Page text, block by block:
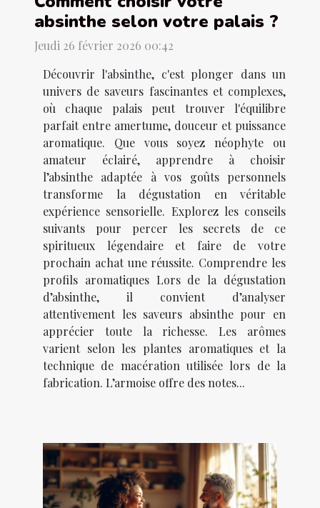
absinthe selon votre palais ?
Jeudi 26 février 2026 00:42
Découvrir l'absinthe, c'est plonger dans un
univers de saveurs fascinantes et complexes,
où chaque palais peut trouver l'équilibre
parfait entre amertume, douceur et puissance
aromatique. Que vous soyez néophyte ou
amateur éclairé, apprendre à choisir
l’absinthe adaptée à vos goûts personnels
transforme la dégustation en véritable
expérience sensorielle. Explorez les conseils
suivants pour percer les secrets de ce
spiritueux légendaire et faire de votre
prochain achat une réussite. Comprendre les
profils aromatiques Lors de la dégustation
d’absinthe, il convient d’analyser
attentivement les saveurs absinthe pour en
apprécier toute la richesse. Les arômes
varient selon les plantes aromatiques et la
technique de macération utilisée lors de la
fabrication. L’armoise offre des notes...